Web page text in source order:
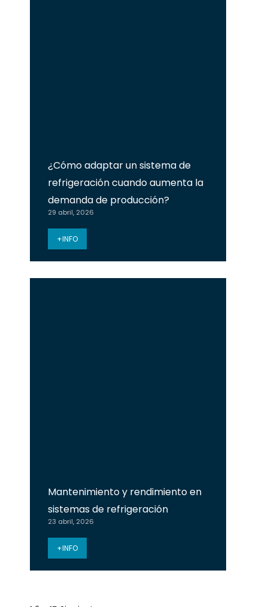
¿Cómo adaptar un sistema de
refrigeración cuando aumenta la
demanda de producción?
29 abril, 2026
+INFO
Mantenimiento y rendimiento en
sistemas de refrigeración
23 abril, 2026
+INFO